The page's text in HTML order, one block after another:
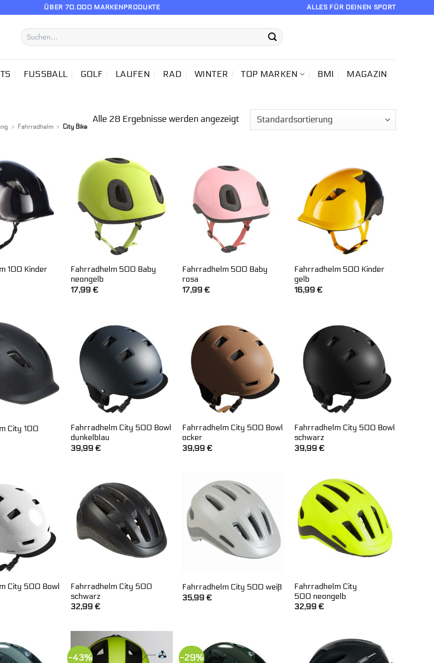
ÜBER 70.000 MARKENPRODUKTE ALLES FÜR DEINEN SPORT
Suchen
nach:
FUSSBALL GOLF LAUFEN RAD WINTER TOP MARKEN BMI MAGAZIN
» Fahrradhelm » City Bike
Alle 28 Ergebnisse werden angezeigt
100 Kinder
Fahrradhelm 500 Baby
neongelb
17,99€
Fahrradhelm 500 Baby
rosa
17,99€
Fahrradhelm 500 Kinder
gelb
16,99 €
City 100
Fahrradhelm City 500 Bowl
dunkelblau
39,99€
Fahrradhelm City 500 Bowl
ocker
39,99€
Fahrradhelm City 500 Bowl
schwarz
39,99 €
City 500 Bowl
Fahrradhelm City 500
schwarz
32,99€
Fahrradhelm City 500 weiß
35,99€
Fahrradhelm City
500 neongelb
32,99 €
-43% -29%